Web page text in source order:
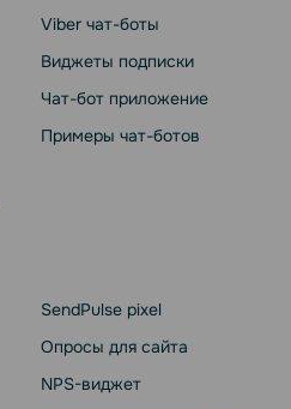
Viber чат-боты
Виджеты подписки
Чат-бот приложение
Примеры чат-ботов
SendPulse pixel
Опросы для сайта
NPS-виджет